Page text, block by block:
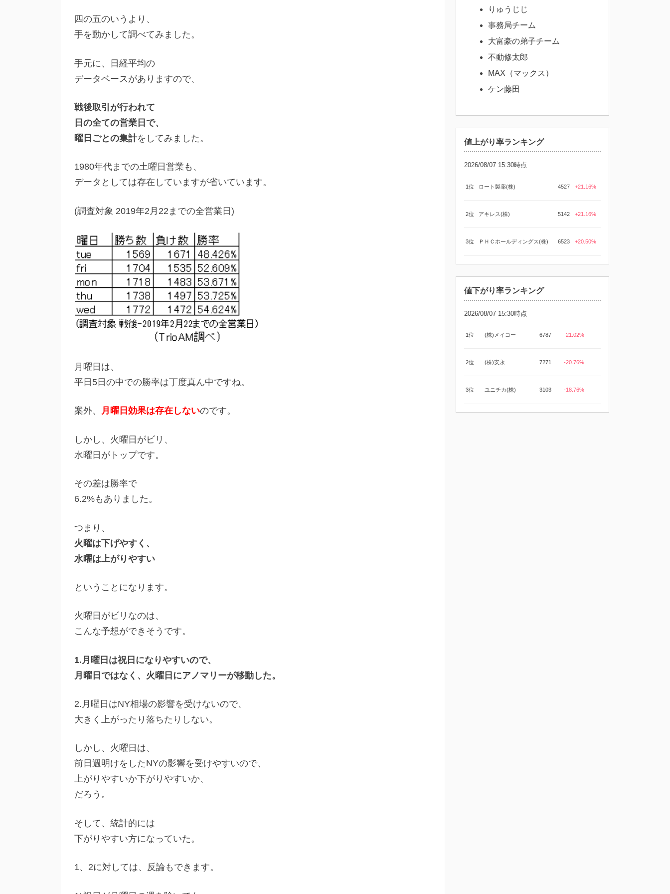
四の五のいうより、
手を動かして調べてみました。
手元に、日経平均の
データベースがありますので、
戦後取引が行われて
日の全ての営業日で、
曜日ごとの集計をしてみました。
1980年代までの土曜日営業も、
データとしては存在していますが省いています。
(調査対象 2019年2月22までの全営業日)
月曜日は、
平日5日の中での勝率は丁度真ん中ですね。
案外、 月曜日効果は存在しないのです。
しかし、火曜日がビリ、
水曜日がトップです。
その差は勝率で
6.2%もありました。
つまり、
火曜は下げやすく、
水曜は上がりやすい
ということになります。
火曜日がビリなのは、
こんな予想ができそうです。
1.月曜日は祝日になりやすいので、
月曜日ではなく、火曜日にアノマリーが移動した。
2.月曜日はNY相場の影響を受けないので、
大きく上がったり落ちたりしない。
しかし、火曜日は、
前日週明けをしたNYの影響を受けやすいので、
上がりやすいか下がりやすいか、
だろう。
そして、統計的には
下がりやすい方になっていた。
1、2に対しては、反論もできます。
りゅうじじ
事務局チーム
大富豪の弟子チーム
不動修太郎
MAX（マックス）
ケン藤田
値上がり率ランキング
2026/08/07 15:30時点
1位 ロート製薬(株) 4527 +21.16%
2位 アキレス(株) 5142 +21.16%
3位 ＰＨＣホールディングス(株) 6523 +20.50%
値下がり率ランキング
2026/08/07 15:30時点
1位 (株)メイコー 6787 -21.02%
2位 (株)安永 7271 -20.76%
3位 ユニチカ(株) 3103 -18.76%